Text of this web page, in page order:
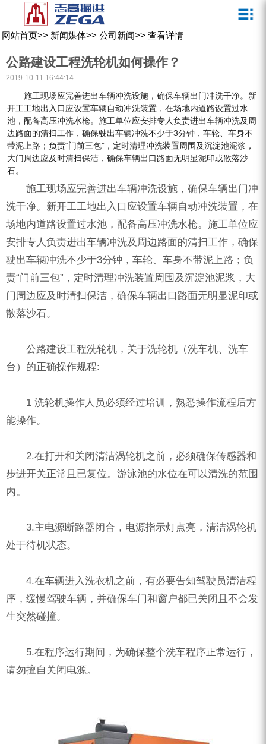
资质荣誉
宣传视频
ZEGA小型一体式露天钻机
ZEGA全液压顶锤钻机
ZEGA水井钻机
锚固钻机系列
FY水井钻车系列
KQZ水井钻机系列
ZEGA分体式露天钻机
水井专用螺杆空压机
营销网络
网站首页>> 新闻媒体>> 公司新闻>> 查看详情
公路建设工程洗轮机如何操作？
2019-10-11 16:44:14
施工现场应完善进出车辆冲洗设施，确保车辆出门冲洗干净。新
开工工地出入口应设置车辆自动冲洗装置，在场地内道路设置过水
池，配备高压冲洗水枪。施工单位应安排专人负责进出车辆冲洗及周
边路面的清扫工作，确保驶出车辆冲洗不少于3分钟，车轮、车身不
带泥上路；负责“门前三包”，定时清理冲洗装置周围及沉淀池泥浆，
大门周边应及时清扫保洁，确保车辆出口路面无明显泥印或散落沙
石。
施工现场应完善进出车辆冲洗设施，确保车辆出门冲
洗干净。新开工工地出入口应设置车辆自动冲洗装置，在
场地内道路设置过水池，配备高压冲洗水枪。施工单位应
安排专人负责进出车辆冲洗及周边路面的清扫工作，确保
驶出车辆冲洗不少于3分钟，车轮、车身不带泥上路；负
责“门前三包”，定时清理冲洗装置周围及沉淀池泥浆，大
门周边应及时清扫保洁，确保车辆出口路面无明显泥印或
散落沙石。
公路建设工程洗轮机，关于洗轮机（洗车机、洗车
台）的正确操作规程:
1 洗轮机操作人员必须经过培训，熟悉操作流程后方
能操作。
2.在打开和关闭清洁涡轮机之前，必须确保传感器和
步进开关正常且已复位。游泳池的水位在可以清洗的范围
内。
3.主电源断路器闭合，电源指示灯点亮，清洁涡轮机
处于待机状态。
4.在车辆进入洗衣机之前，有必要告知驾驶员清洁程
序，缓慢驾驶车辆，并确保车门和窗户都已关闭且不会发
生突然碰撞。
5.在程序运行期间，为确保整个洗车程序正常运行，
请勿擅自关闭电源。